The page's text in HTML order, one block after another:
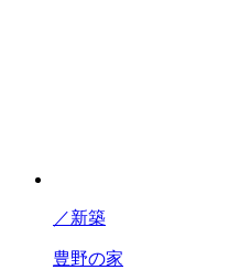
／新築
豊野の家